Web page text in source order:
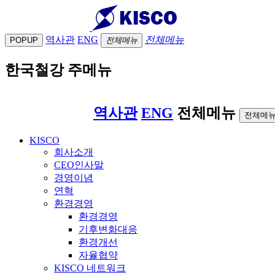
POPUP 역사관 ENG 전체메뉴 전체메뉴
한국철강 주메뉴
역사관 ENG 전체메뉴 전체메
KISCO
회사소개
CEO인사말
경영이념
연혁
환경경영
환경경영
기후변화대응
환경개선
자율협약
KISCO 네트워크